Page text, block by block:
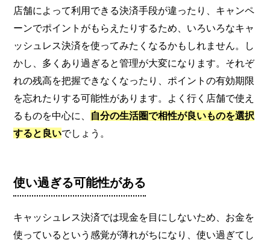
店舗によって利用できる決済手段が違ったり、キャンペ
ーンでポイントがもらえたりするため、いろいろなキャ
ッシュレス決済を使ってみたくなるかもしれません。し
かし、多くあり過ぎると管理が大変になります。それぞ
れの残高を把握できなくなったり、ポイントの有効期限
を忘れたりする可能性があります。よく行く店舗で使え
るものを中心に、 自分の生活圏で相性が良いものを選択
すると良いでしょう。
使い過ぎる可能性がある
キャッシュレス決済では現金を目にしないため、お金を
使っているという感覚が薄れがちになり、使い過ぎてし